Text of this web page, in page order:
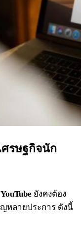
ศรษฐกิจนัก
YouTube ยังคงต้อง
หลายประการ ดังนี้